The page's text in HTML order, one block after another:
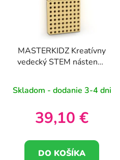
MASTERKIDZ Kreatívny
vedecký STEM nástenný
montážneho panelu
Skladom - dodanie 3-4 dni
39,10 €
DO KOŠÍKA